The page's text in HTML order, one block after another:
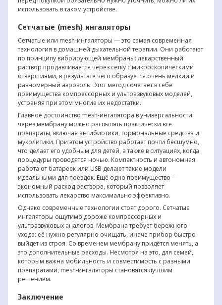
использовать в таком устройстве.
Сетчатые (mesh) ингаляторы
Сетчатые или mesh-ингаляторы — это самая современная
технология в домашней дыхательной терапии. Они работают
по принципу вибрирующей мембраны: лекарственный
раствор продавливается через сетку с микроскопическими
отверстиями, в результате чего образуется очень мелкий и
равномерный аэрозоль. Этот метод сочетает в себе
преимущества компрессорных и ультразвуковых моделей,
устраняя при этом многие их недостатки.
Главное достоинство mesh-ингалятора в универсальности:
через мембрану можно распылять практически все
препараты, включая антибиотики, гормональные средства и
муколитики. При этом устройство работает почти бесшумно,
что делает его удобным для детей, а также в ситуациях, когда
процедуры проводятся ночью. Компактность и автономная
работа от батареек или USB делают такие модели
идеальными для поездок. Ещё одно преимущество —
экономный расход раствора, который позволяет
использовать лекарство максимально эффективно.
Однако современные технологии стоят дорого. Сетчатые
ингаляторы ощутимо дороже компрессорных и
ультразвуковых аналогов. Мембрана требует бережного
ухода: её нужно регулярно очищать, иначе прибор быстро
выйдет из строя. Со временем мембрану придётся менять, а
это дополнительные расходы. Несмотря на это, для семей,
которым важна мобильность и совместимость с разными
препаратами, mesh-ингаляторы становятся лучшим
решением.
Заключение